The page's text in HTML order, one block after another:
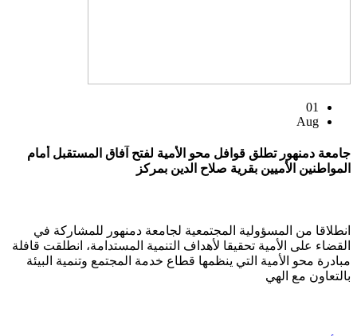
01
Aug
جامعة دمنهور تطلق قوافل محو الأمية لفتح آفاق المستقبل أمام
المواطنين الأميين بقرية صلاح الدين بمركز
انطلاقا من المسؤولية المجتمعية لجامعة دمنهور للمشاركة في
القضاء على الأمية تحقيقا لأهداف التنمية المستدامة، انطلقت قافلة
مبادرة محو الأمية التي ينظمها قطاع خدمة المجتمع وتنمية البيئة
بالتعاون مع الهي